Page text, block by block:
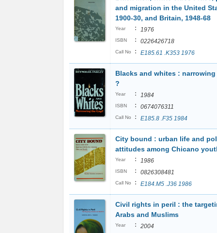
and migration in the United
1900-30, and Britain, 1948-68
Year : 1976
ISBN : 0226426718
Call No : E185.61 .K353 1976
Blacks and whites :
?
Year : 1984
ISBN : 0674076311
Call No : E185.8 .F35 1984
City bound : urban life and
attitudes among Chicano
Year : 1986
ISBN : 0826308481
Call No : E184.M5 .J36 1986
Civil rights in peril : the
Arabs and Muslims
Year : 2004